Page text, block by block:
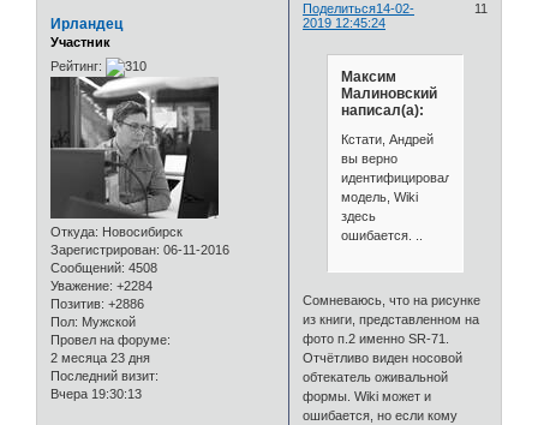
Поделиться 11
14-02-
2019 12:45:24
Ирландец
Участник
Рейтинг:
Откуда: Новосибирск
Зарегистрирован: 06-11-2016
Сообщений: 4508
Уважение: +2284
Позитив: +2886
Пол: Мужской
Провел на форуме:
2 месяца 23 дня
Последний визит:
Вчера 19:30:13
Максим
Малиновский
написал(а):
Кстати, Андрей
вы верно
идентифицировали
модель, Wiki
здесь
ошибается. ..
Сомневаюсь, что на рисунке
из книги, представленном на
фото п.2 именно SR-71.
Отчётливо виден носовой
обтекатель оживальной
формы. Wiki может и
ошибается, но если кому